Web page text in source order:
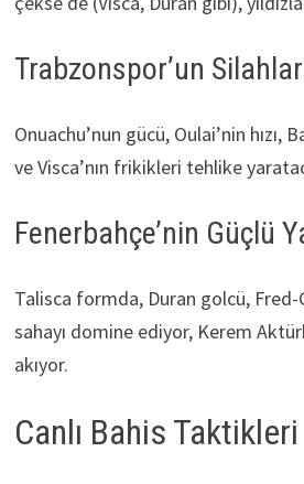
Trabzonspor’un
Onuachu’nun gücü, Oulai’nin hızı,
ve Visca’nın frikikleri tehlike
Fenerbahçe’nin Güçlü
Talisca formda, Duran golcü,
sahayı domine ediyor, Kerem
akıyor.
Canlı Bahis Taktikleri